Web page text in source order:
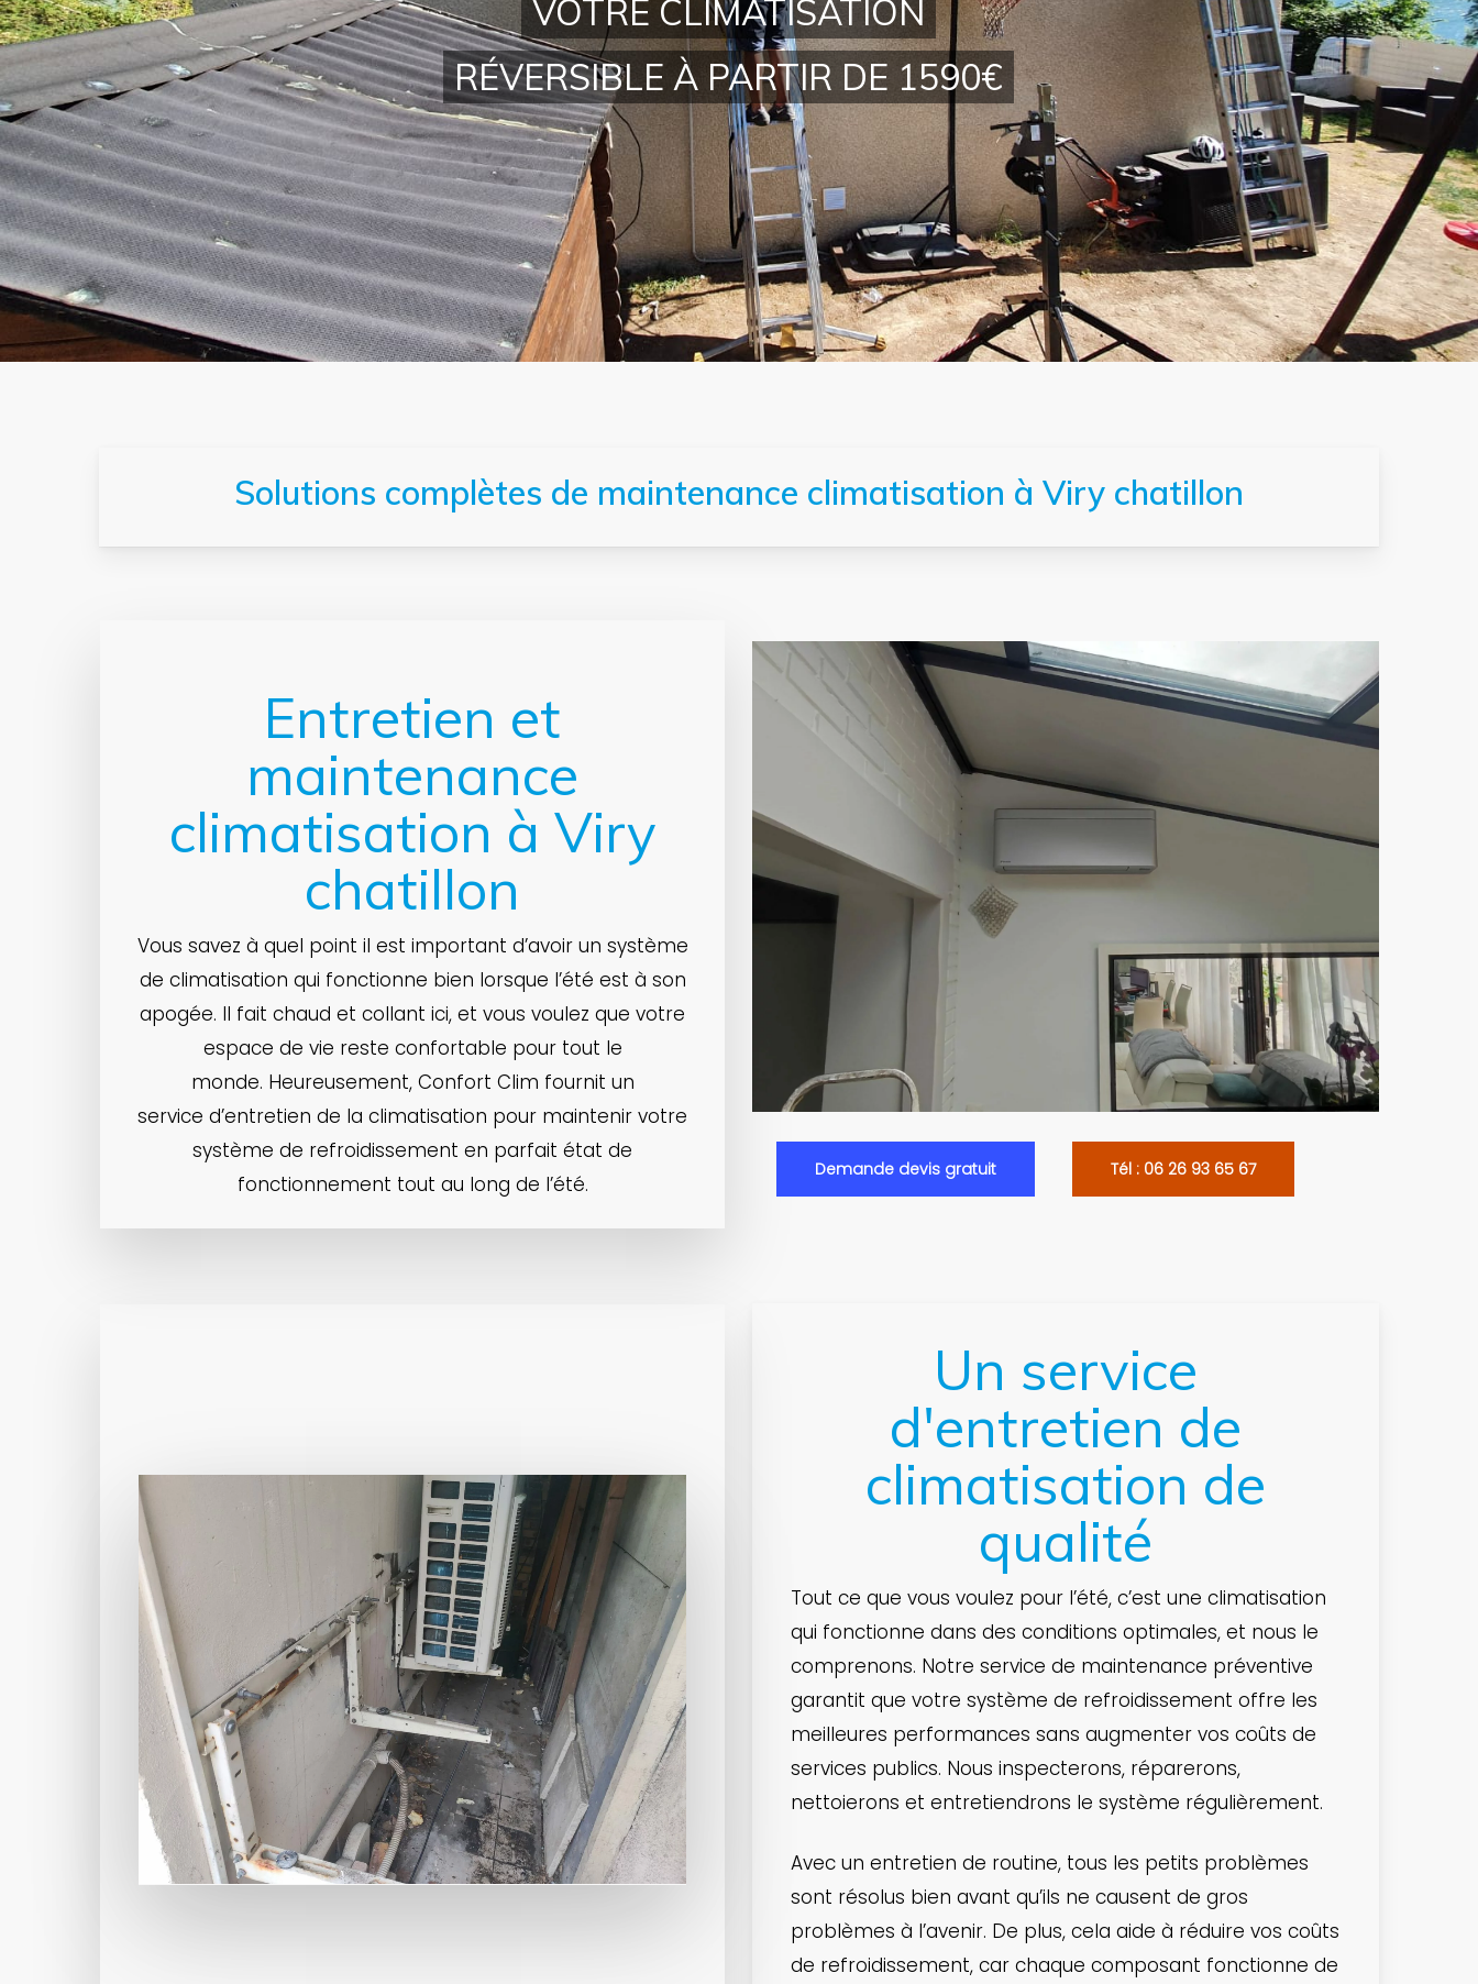
Solutions complètes de maintenance climatisation à Viry chatillon
Entretien et
maintenance
climatisation à Viry
chatillon
Vous savez à quel point il est important d’avoir un système
de climatisation qui fonctionne bien lorsque l’été est à son
apogée. Il fait chaud et collant ici, et vous voulez que votre
espace de vie reste confortable pour tout le
monde. Heureusement, Confort Clim fournit un
service d’entretien de la climatisation pour maintenir votre
système de refroidissement en parfait état de
fonctionnement tout au long de l’été.
Demande devis gratuit Tél : 06 26 93 65 67
Un service
d'entretien de
climatisation de
qualité
Tout ce que vous voulez pour l’été, c’est une climatisation
qui fonctionne dans des conditions optimales, et nous le
comprenons. Notre service de maintenance préventive
garantit que votre système de refroidissement offre les
meilleures performances sans augmenter vos coûts de
services publics. Nous inspecterons, réparerons,
nettoierons et entretiendrons le système régulièrement.
Avec un entretien de routine, tous les petits problèmes
sont résolus bien avant qu’ils ne causent de gros
problèmes à l’avenir. De plus, cela aide à réduire vos coûts
de refroidissement, car chaque composant fonctionne de